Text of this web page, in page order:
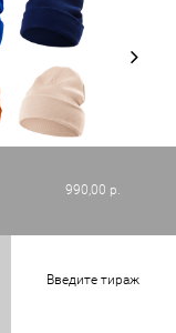
990,00 р.
Введите тираж